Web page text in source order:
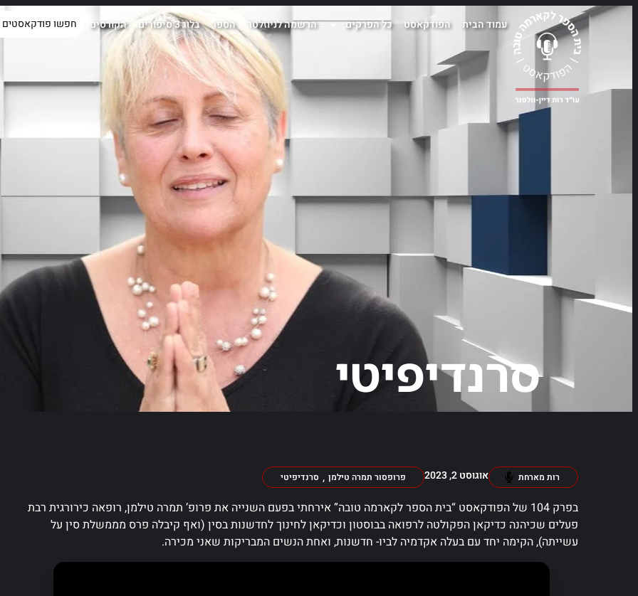
עמוד הבית הפודקאסט כל הפרקים הרשמה לניוזלטר הספר בלוג 3 סיפורים הקורסים
סרנדיפיטי
רות מארחת אוגוסט 2, 2023 סרנדיפיטי , פרופסור תמרה טילמן
בפרק 104 של הפודקאסט “בית הספר לקארמה טובה” אירחתי בפעם השנייה את פרופ’ תמרה טילמן, רופאה כירורגית רבת
פעלים שכיהנה כדיקאן הפקולטה לרפואה בבוסטון וכדיקאן לחינוך לחדשנות בסין (ואף קיבלה פרס מממשלת סין על
עשייתה), הקימה יחד עם בעלה אקדמיה לביו- חדשנות, ואחת הנשים המבריקות שאני מכירה.